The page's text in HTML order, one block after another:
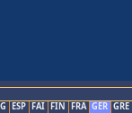
ESP FAI FIN FRA GER GRE